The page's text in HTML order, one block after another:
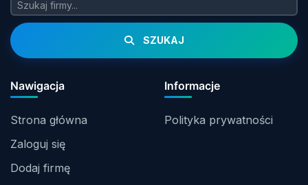
SZUKAJ
Nawigacja
Strona główna
Zaloguj się
Dodaj firmę
Informacje
Polityka prywatności